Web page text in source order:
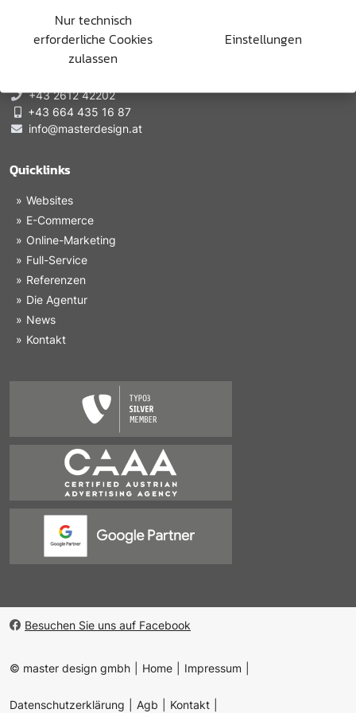
master design gmbh
7350 Oberpullendorf, Hauptstraße 6/4
1120 Wien, Rauchgasse 40/31
+43 2612 42202
+43 664 435 16 87
info@masterdesign.at
Quicklinks
Websites
E-Commerce
Online-Marketing
Full-Service
Referenzen
Die Agentur
News
Kontakt
Besuchen Sie uns auf Facebook
© master design gmbh Home Impressum
Datenschutzerklärung Agb Kontakt
Nur technisch
erforderliche Cookies
zulassen
Einstellungen